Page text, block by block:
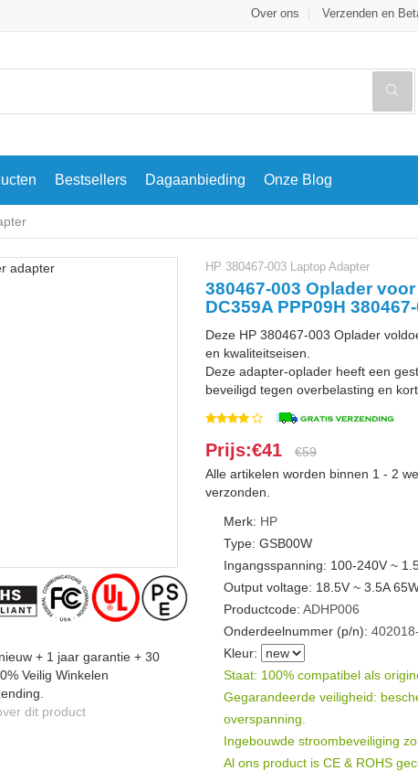
Over ons Verzenden en
Bestsellers Dagaanbieding Onze Blog
+ 1 jaar garantie + 30
Veilig Winkelen
dit product
HP 380467-003 Laptop Adapter
380467-003 Oplader
DC359A PPP09H
Deze HP 380467-003 Oplader
en kwaliteitseisen.
Deze adapter-oplader heeft een
beveiligd tegen overbelasting en
Prijs:€41 €59
Alle artikelen worden binnen 1 - 2
verzonden.
Merk: HP
Type: GSB00W
Ingangsspanning: 100-240V ~
Output voltage: 18.5V ~ 3.5A
Productcode:ADHP006
Onderdeelnummer (p/n):
Kleur:
Staat: 100% compatibel als
Gegarandeerde veiligheid:
overspanning.
Ingebouwde stroombeveiliging
Al ons product is CE & ROHS